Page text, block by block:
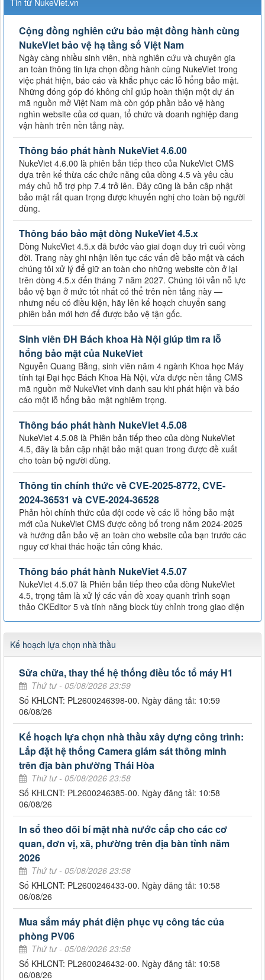
Tin từ NukeViet.vn
Cộng đồng nghiên cứu bảo mật đồng hành cùng
NukeViet bảo vệ hạ tầng số Việt Nam
Ngày càng nhiều sinh viên, nhà nghiên cứu và chuyên gia
an toàn thông tin lựa chọn đồng hành cùng NukeViet trong
việc phát hiện, báo cáo và khắc phục các lỗ hổng bảo mật.
Những đóng góp đó không chỉ giúp hoàn thiện một dự án
mã nguồn mở Việt Nam mà còn góp phần bảo vệ hàng
nghìn website của cơ quan, tổ chức và doanh nghiệp đang
vận hành trên nền tảng này.
Thông báo phát hành NukeViet 4.6.00
NukeViet 4.6.00 là phiên bản tiếp theo của NukeViet CMS
dựa trên kế thừa các chức năng của dòng 4.5 và yêu cầu
máy chủ hỗ trợ php 7.4 trở lên. Đây cũng là bản cập nhật
bảo mật rất quan trọng được khuyến nghị cho toàn bộ người
dùng.
Thông báo bảo mật dòng NukeViet 4.5.x
Dòng NukeViet 4.5.x đã bước vào giai đoạn duy trì cuối vòng
đời. Trang này ghi nhận liên tục các vấn đề bảo mật và cách
chúng tôi xử lý để giữ an toàn cho những website còn ở lại
trên dòng 4.5.x đến tháng 7 năm 2027. Chúng tôi vẫn nỗ lực
bảo vệ bạn ở mức tốt nhất có thể trên nền tảng này —
nhưng nếu có điều kiện, hãy lên kế hoạch chuyển sang
phiên bản mới hơn để được bảo vệ tận gốc.
Sinh viên ĐH Bách khoa Hà Nội giúp tìm ra lỗ
hổng bảo mật của NukeViet
Nguyễn Quang Bằng, sinh viên năm 4 ngành Khoa học Máy
tính tại Đại học Bách Khoa Hà Nội, vừa được nền tảng CMS
mã nguồn mở NukeViet vinh danh sau khi phát hiện và báo
cáo một lỗ hổng bảo mật nghiêm trọng.
Thông báo phát hành NukeViet 4.5.08
NukeViet 4.5.08 là Phiên bản tiếp theo của dòng NukeViet
4.5, đây là bản cập nhật bảo mật quan trong được đề xuất
cho toàn bộ người dùng.
Thông tin chính thức về CVE-2025-8772, CVE-
2024-36531 và CVE-2024-36528
Phản hồi chính thức của đội code về các lỗ hổng bảo mật
mới của NukeViet CMS được công bố trong năm 2024-2025
và hướng dẫn bảo vệ an toàn cho website của bạn trước các
nguy cơ khai thác hoặc tấn công khác.
Thông báo phát hành NukeViet 4.5.07
NukeViet 4.5.07 là Phiên bản tiếp theo của dòng NukeViet
4.5, trọng tâm là xử lý các vấn đề xoay quanh trình soạn
thảo CKEditor 5 và tính năng block tùy chỉnh trong giao diện
Kế hoạch lựa chọn nhà thầu
Sửa chữa, thay thế hệ thống điều tốc tổ máy H1
Thứ tư - 05/08/2026 23:59
Số KHLCNT: PL2600246398-00. Ngày đăng tải: 10:59
06/08/26
Kế hoạch lựa chọn nhà thầu xây dựng công trình:
Lắp đặt hệ thống Camera giám sát thông minh
trên địa bàn phường Thái Hòa
Thứ tư - 05/08/2026 23:58
Số KHLCNT: PL2600246385-00. Ngày đăng tải: 10:58
06/08/26
In sổ theo dõi bí mật nhà nước cấp cho các cơ
quan, đơn vị, xã, phường trên địa bàn tỉnh năm
2026
Thứ tư - 05/08/2026 23:58
Số KHLCNT: PL2600246433-00. Ngày đăng tải: 10:58
06/08/26
Mua sắm máy phát điện phục vụ công tác của
phòng PV06
Thứ tư - 05/08/2026 23:58
Số KHLCNT: PL2600246432-00. Ngày đăng tải: 10:58
06/08/26